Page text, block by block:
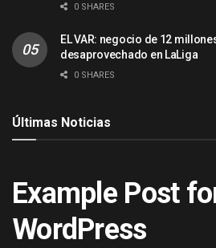
0 SHARES
EL VAR: negocio de 12
desaprovechado en LaLiga
0 SHARES
Últimas Noticias
ACTUALIDAD
Example Post
WordPress